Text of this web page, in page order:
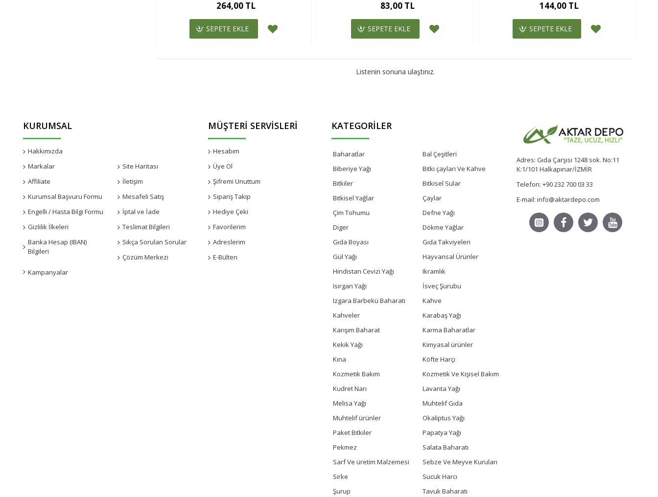
264,00 TL
SEPETE EKLE
83,00 TL
SEPETE EKLE
144,00 TL
SEPETE EKLE
Listenin sonuna ulaştınız.
KURUMSAL
Hakkımızda
Markalar
Affiliate
Kurumsal Başvuru Formu
Engelli / Hasta Bilgi Formu
Gizlilik İlkeleri
Banka Hesap (IBAN)
Bilgileri
Site Haritası
İletişim
Mesafeli Satış
İptal ve İade
Teslimat Bilgileri
Sıkça Sorulan Sorular
Çözüm Merkezi
MÜŞTERI SERVISLERI
Hesabım
Üye Ol
Şifremi Unuttum
Sipariş Takip
Hediye Çeki
Favorilerim
Adreslerim
E-Bülten
KATEGORILER
Baharatlar
Bal Çeşitleri
Biberiye Yağı
Bitki çayları Ve Kahve
Bitkiler
Bitkisel Sular
Bitkisel Yağlar
Çaylar
Çim Tohumu
Defne Yağı
Diger
Dökme Yağlar
Gıda Boyası
Gıda Takviyeleri
Gül Yağı
Hayvansal Ürünler
Hindistan Cevizi Yağı
Ikramlık
Isırgan Yağı
İsveç Şurubu
Izgara Barbekü Baharatı
Kahve
Kahveler
Karabaş Yağı
Karışım Baharat
Karma Baharatlar
Kekik Yağı
Kimyasal ürünler
Kına
Köfte Harçı
Kozmetik Bakım
Kozmetik Ve Kişisel Bakım
Kudret Narı
Lavanta Yağı
Melisa Yağı
Muhtelif Gıda
Muhtelif ürünler
Okaliptus Yağı
Paket Bitkiler
Papatya Yağı
Pekmez
Salata Baharatı
Sarf Ve üretim Malzemesi
Sebze Ve Meyve Kuruları
Sirke
Sucuk Harcı
Şurup
Tavuk Baharatı
Adres: Gıda Çarşısı 1248 sok. No:11
K:1/101 Halkapınar/İZMİR
Telefon: +90 232 700 03 33
E-mail: info@aktardepo.com